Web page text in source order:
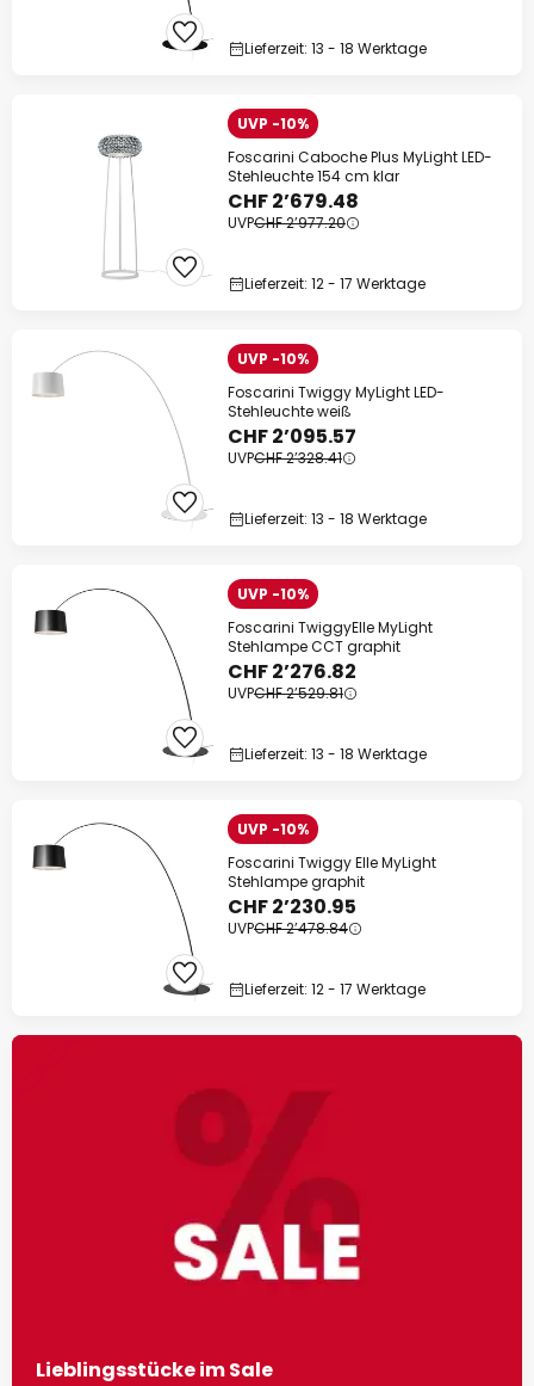
Lieferzeit: 13 - 18 Werktage
UVP -10%
Foscarini Caboche Plus MyLight LED-
Stehleuchte 154 cm klar
CHF 2’679.48
UVPCHF 2’977.20
Lieferzeit: 12 - 17 Werktage
UVP -10%
Foscarini Twiggy MyLight LED-
Stehleuchte weiß
CHF 2’095.57
UVPCHF 2’328.41
Lieferzeit: 13 - 18 Werktage
UVP -10%
Foscarini TwiggyElle MyLight
Stehlampe CCT graphit
CHF 2’276.82
UVPCHF 2’529.81
Lieferzeit: 13 - 18 Werktage
UVP -10%
Foscarini Twiggy Elle MyLight
Stehlampe graphit
CHF 2’230.95
UVPCHF 2’478.84
Lieferzeit: 12 - 17 Werktage
Lieblingsstücke im Sale